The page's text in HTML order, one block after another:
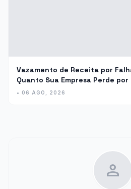
Vazamento de Receita por
Quanto Sua Empresa Perde
• 06 AGO, 2026
person